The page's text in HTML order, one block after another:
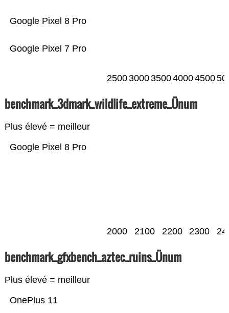
Google Pixel 7 Pro
Google Pixel 8 Pro
25003000350040004500
benchmark_3dmark_wildlife_extreme_Ünum
Plus élevé = meilleur
Google Pixel 8 Pro
2000 2100 2200 2300
benchmark_gfxbench_aztec_ruins_Ünum
Plus élevé = meilleur
OnePlus 11